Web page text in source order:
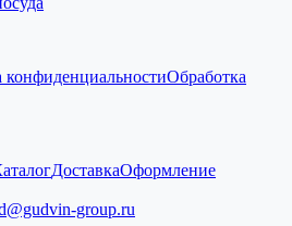
Обработка
ДоставкаОформление
group.ru